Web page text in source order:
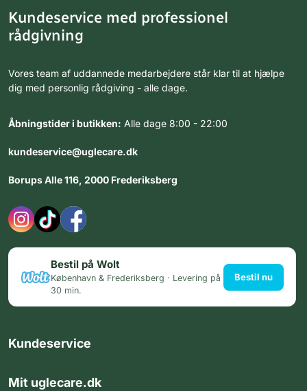
Kundeservice med professionel
rådgivning
Vores team af uddannede medarbejdere står klar til at hjælpe
dig med personlig rådgiving - alle dage.
Åbningstider i butikken: Alle dage 8:00 - 22:00
kundeservice@uglecare.dk
Borups Alle 116, 2000 Frederiksberg
Bestil på Wolt
København & Frederiksberg · Levering på
30 min.
Bestil nu
Kundeservice
Mit uglecare.dk